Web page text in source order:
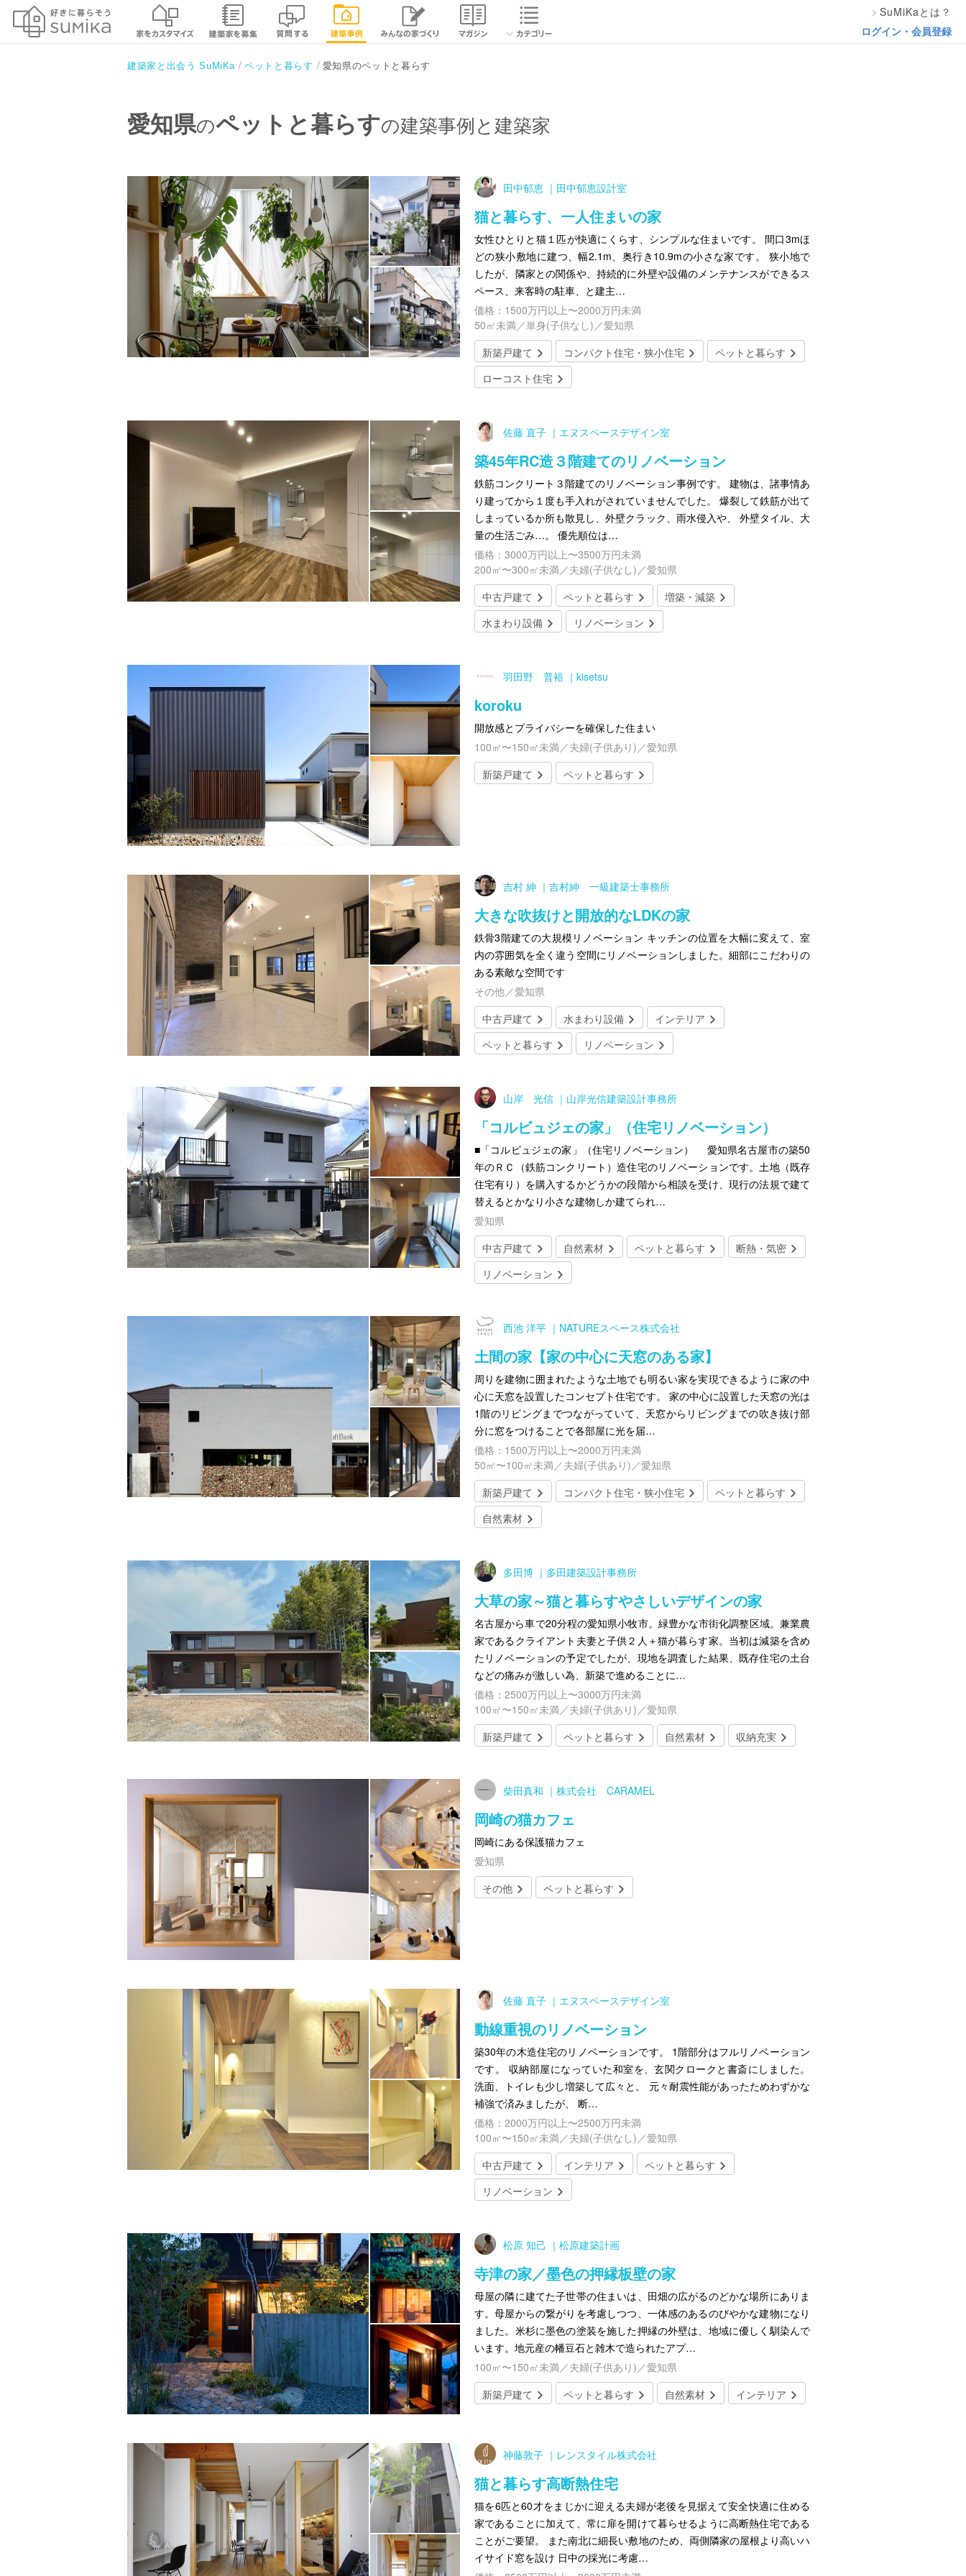
SuMiKaとは？
ログイン・会員登録
建築家と出会う SuMiKa ペットと暮らす 愛知県のペットと暮らす
愛知県のペットと暮らすの建築事例と建築家
田中郁恵 ｜田中郁恵設計室
猫と暮らす、一人住まいの家
女性ひとりと猫１匹が快適にくらす、シンプルな住まいです。 間口3mほ
どの狭小敷地に建つ、幅2.1m、奥行き10.9mの小さな家です。 狭小地で
したが、隣家との関係や、持続的に外壁や設備のメンテナンスができるス
ペース、来客時の駐車、と建主…
価格：1500万円以上〜2000万円未満
50㎡未満／単身(子供なし)／愛知県
新築戸建て
コンパクト住宅・狭小住宅
ペットと暮らす
ローコスト住宅
佐藤 直子 ｜エヌスペースデザイン室
築45年RC造３階建てのリノベーション
鉄筋コンクリート３階建てのリノベーション事例です。 建物は、諸事情あ
り建ってから１度も手入れがされていませんでした。 爆裂して鉄筋が出て
しまっているか所も散見し、外壁クラック、雨水侵入や、 外壁タイル、大
量の生活ごみ…。 優先順位は…
価格：3000万円以上〜3500万円未満
200㎡〜300㎡未満／夫婦(子供なし)／愛知県
中古戸建て
ペットと暮らす
増築・減築
水まわり設備
リノベーション
羽田野 普裕 ｜kisetsu
koroku
開放感とプライバシーを確保した住まい
100㎡〜150㎡未満／夫婦(子供あり)／愛知県
新築戸建て
ペットと暮らす
吉村 紳 ｜吉村紳 一級建築士事務所
大きな吹抜けと開放的なLDKの家
鉄骨3階建ての大規模リノベーション キッチンの位置を大幅に変えて、室
内の雰囲気を全く違う空間にリノベーションしました。細部にこだわりの
ある素敵な空間です
その他／愛知県
中古戸建て
水まわり設備
インテリア
ペットと暮らす
リノベーション
山岸 光信 ｜山岸光信建築設計事務所
「コルビュジェの家」（住宅リノベーション）
■「コルビュジェの家」（住宅リノベーション） 愛知県名古屋市の築50
年のＲＣ（鉄筋コンクリート）造住宅のリノベーションです。土地（既存
住宅有り）を購入するかどうかの段階から相談を受け、現行の法規で建て
替えるとかなり小さな建物しか建てられ…
愛知県
中古戸建て
自然素材 ペットと暮らす
断熱・気密
リノベーション
西池 洋平 ｜NATUREスペース株式会社
土間の家【家の中心に天窓のある家】
周りを建物に囲まれたような土地でも明るい家を実現できるように家の中
心に天窓を設置したコンセプト住宅です。 家の中心に設置した天窓の光は
1階のリビングまでつながっていて、天窓からリビングまでの吹き抜け部
分に窓をつけることで各部屋に光を届…
価格：1500万円以上〜2000万円未満
50㎡〜100㎡未満／夫婦(子供あり)／愛知県
新築戸建て
コンパクト住宅・狭小住宅
ペットと暮らす
自然素材
多田博 ｜多田建築設計事務所
大草の家～猫と暮らすやさしいデザインの家
名古屋から車で20分程の愛知県小牧市。緑豊かな市街化調整区域。兼業農
家であるクライアント夫妻と子供２人＋猫が暮らす家。当初は減築を含め
たリノベーションの予定でしたが、現地を調査した結果、既存住宅の土台
などの痛みが激しい為、新築で進めることに…
価格：2500万円以上〜3000万円未満
100㎡〜150㎡未満／夫婦(子供あり)／愛知県
新築戸建て
ペットと暮らす 自然素材 収納充実
柴田真和 ｜株式会社 CARAMEL
岡崎の猫カフェ
岡崎にある保護猫カフェ
愛知県
その他
ペットと暮らす
佐藤 直子 ｜エヌスペースデザイン室
動線重視のリノベーション
築30年の木造住宅のリノベーションです。 1階部分はフルリノベーション
です。 収納部屋になっていた和室を、玄関クロークと書斎にしました。
洗面、トイレも少し増築して広々と。 元々耐震性能があったためわずかな
補強で済みましたが、 断…
価格：2000万円以上〜2500万円未満
100㎡〜150㎡未満／夫婦(子供なし)／愛知県
中古戸建て
インテリア
ペットと暮らす
リノベーション
松原 知己 ｜松原建築計画
寺津の家／墨色の押縁板壁の家
母屋の隣に建てた子世帯の住まいは、田畑の広がるのどかな場所にありま
す。母屋からの繋がりを考慮しつつ、一体感のあるのびやかな建物になり
ました。米杉に墨色の塗装を施した押縁の外壁は、地域に優しく馴染んで
います。地元産の幡豆石と雑木で造られたアプ…
100㎡〜150㎡未満／夫婦(子供あり)／愛知県
新築戸建て
ペットと暮らす 自然素材 インテリア
神藤敦子 ｜レンスタイル株式会社
猫と暮らす高断熱住宅
猫を6匹と60才をまじかに迎える夫婦が老後を見据えて安全快適に住める
家であることに加えて、常に扉を開けて暮らせるように高断熱住宅である
ことがご要望。 また南北に細長い敷地のため、両側隣家の屋根より高いハ
イサイド窓を設け 日中の採光に考慮…